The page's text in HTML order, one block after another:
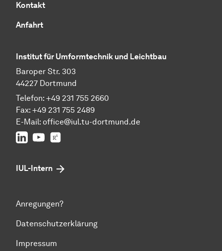
Kontakt
Anfahrt
Institut für Umformtechnik und Leichtbau
Baroper Str. 303
44227 Dortmund
Telefon: +49 231 755 2660
Fax: +49 231 755 2489
E-Mail: office@iul.tu-dortmund.de
LinkedIn
Youtube
IUL-Intern
Anregungen?
Datenschutzerklärung
Impressum